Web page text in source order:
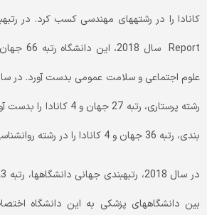
رشته پرستاری، رتبه 27
بندی، رتبه 36 جهان و 4 کانادا را در رشته روانشناسی بدست آورد.
بین دانشگاه­های پزشکی به این دانشگاه